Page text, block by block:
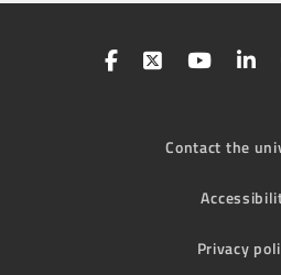
Contact the
Privacy